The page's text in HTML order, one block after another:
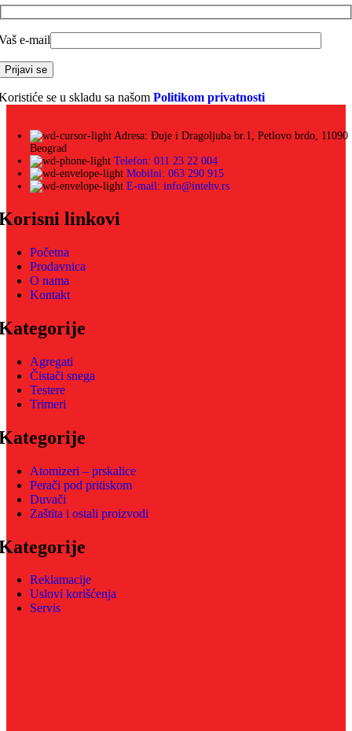
e-mail
se u skladu sa našom Politikom privatnosti
Adresa: Đuje i Dragoljuba br.1, Petlovo brdo, 11090
Beograd
Telefon: 011 23 22 004
Mobilni: 063 290 915
E-mail: info@intehv.rs
linkovi
Početna
Prodavnica
O nama
Kontakt
Agregati
Čistači snega
Testere
Trimeri
Atomizeri – prskalice
Perači pod pritiskom
Duvači
Zaštita i ostali proizvodi
Reklamacije
Uslovi korišćenja
Servis